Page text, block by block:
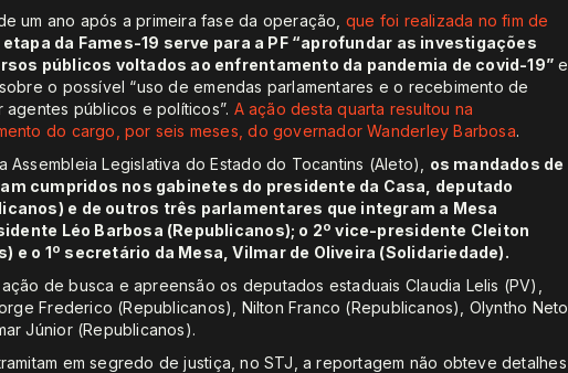
um ano após a primeira fase da operação, que foi realizada no fim de
etapa da Fames-19 serve para a PF “aprofundar as investigações
públicos voltados ao enfrentamento da pandemia de covid-19” e
o possível “uso de emendas parlamentares e o recebimento de
públicos e políticos”. A ação desta quarta resultou na
do cargo, por seis meses, do governador Wanderley Barbosa.
Assembleia Legislativa do Estado do Tocantins (Aleto), os mandados de
cumpridos nos gabinetes do presidente da Casa, deputado
e de outros três parlamentares que integram a Mesa
Léo Barbosa (Republicanos); o 2º vice-presidente Cleiton
e o 1º secretário da Mesa, Vilmar de Oliveira (Solidariedade).
de busca e apreensão os deputados estaduais Claudia Lelis (PV),
Frederico (Republicanos), Nilton Franco (Republicanos), Olyntho Neto
Júnior (Republicanos).
em segredo de justiça, no STJ, a reportagem não obteve detalhes